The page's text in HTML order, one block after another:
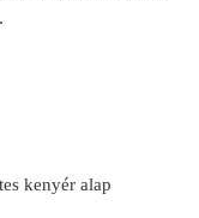
kenyér alap